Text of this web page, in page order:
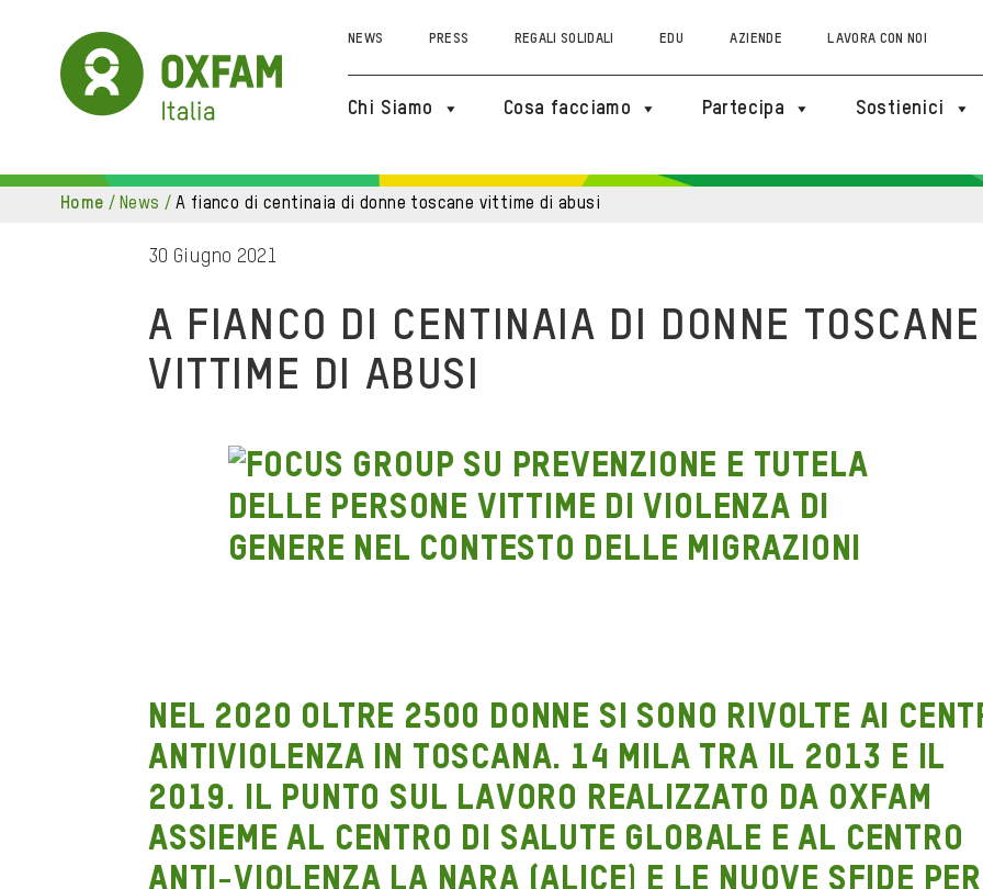
NEWS PRESS REGALI SOLIDALI EDU AZIENDE LAVORA CON NOI
Chi Siamo Cosa facciamo Partecipa Sostienici
home / news / a fianco di centinaia di donne toscane vittime di abusi
30 Giugno 2021
A FIANCO DI CENTINAIA DI DONNE TOSCANE
VITTIME DI ABUSI
Nel 2020 oltre 2500 donne si sono rivolte ai
Antiviolenza in Toscana. 14 mila tra il 2013 e il
2019. Il punto sul lavoro realizzato da Oxfam
assieme al Centro di Salute Globale e al Centro
Anti-violenza La Nara (Alice) e le nuove sfide per